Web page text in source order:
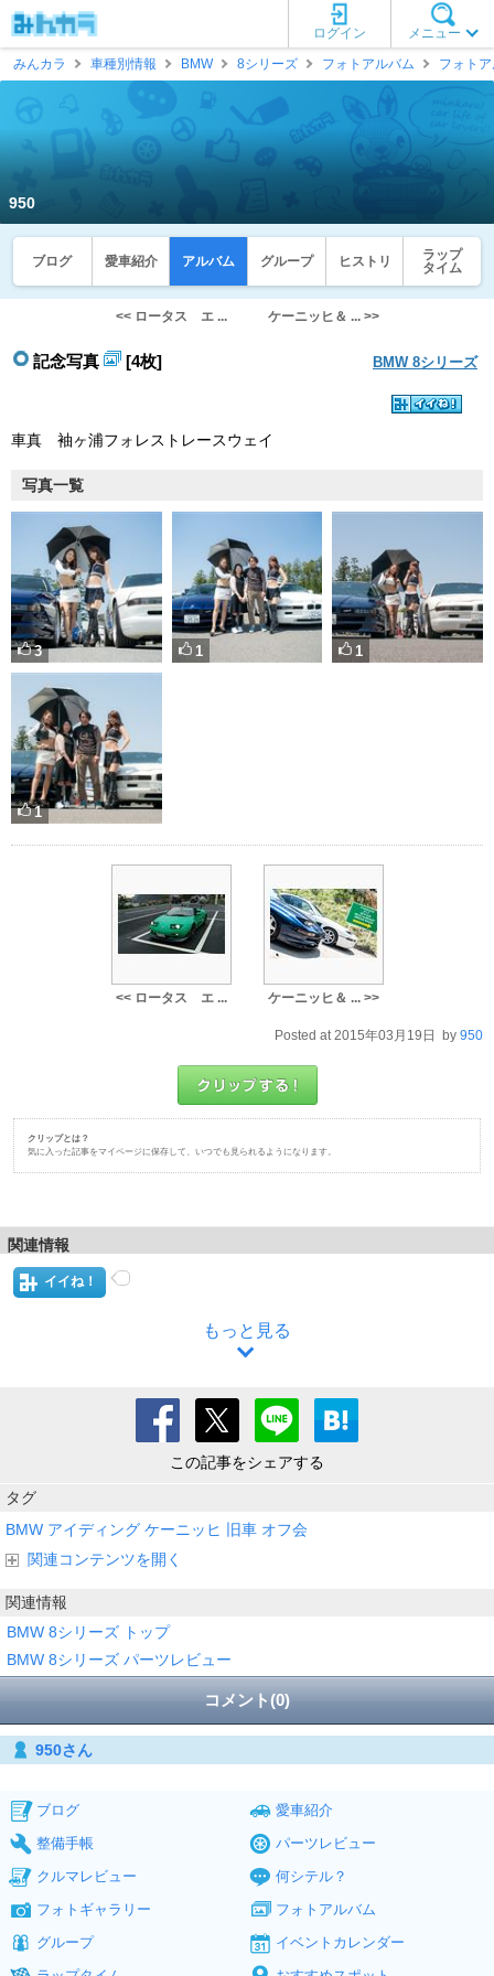
メニュー
ログイン
みんカラ
車種別情報 BMW 8シリーズ フォトアルバム フォト
950
ブログ 愛車紹介 アルバム グループ ヒストリ
ラップ
タイム
<< ロータス エ ... ケーニッヒ＆ ... >>
記念写真 [4枚] BMW 8シリーズ
車真 袖ヶ浦フォレストレースウェイ
写真一覧
3 1 1
1
<< ロータス エ ... ケーニッヒ＆ ... >>
Posted at 2015年03月19日 by 950
クリップとは？
気に入った記事をマイページに保存して、いつでも見られるようになります。
関連情報
イイね！
もっと見る
この記事をシェアする
タグ
BMW アイディング ケーニッヒ 旧車 オフ会
関連コンテンツを開く
関連情報
BMW 8シリーズ トップ
BMW 8シリーズ パーツレビュー
コメント(0)
950さん
ブログ
愛車紹介
整備手帳
パーツレビュー
クルマレビュー
何シテル？
フォトギャラリー
フォトアルバム
グループ
イベントカレンダー